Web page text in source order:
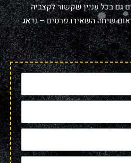
גם בכל עניין שקשור לקצביה
שיחה השאירו פרטים – נדאג